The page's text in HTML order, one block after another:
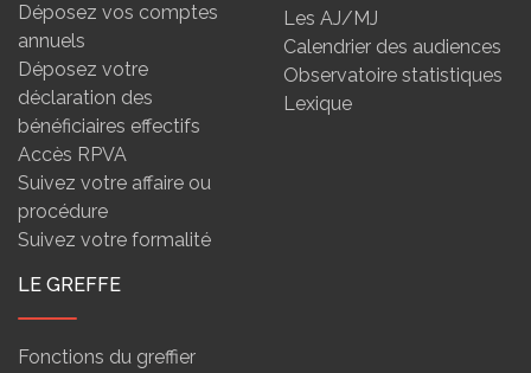
Déposez vos comptes
annuels
Déposez votre
déclaration des
bénéficiaires effectifs
Accès RPVA
Suivez votre affaire ou
procédure
Suivez votre formalité
Les AJ/MJ
Calendrier des audiences
Observatoire statistiques
Lexique
LE GREFFE
Fonctions du greffier